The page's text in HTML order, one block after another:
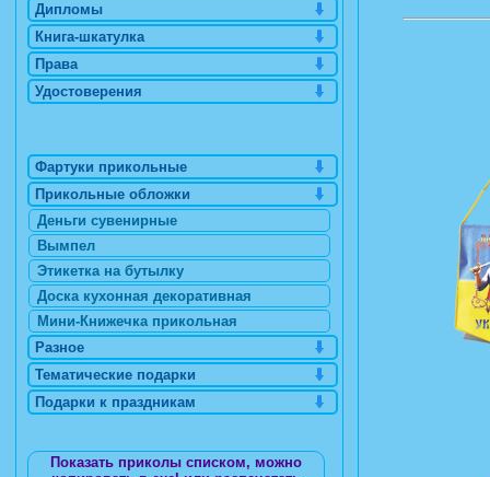
Дипломы
Книга-шкатулка
Права
Удостоверения
Фартуки прикольные
Прикольные обложки
Деньги сувенирные
Вымпел
Этикетка на бутылку
Доска кухонная декоративная
Мини-Книжечка прикольная
Разное
Тематические подарки
Подарки к праздникам
Показать приколы списком, можно